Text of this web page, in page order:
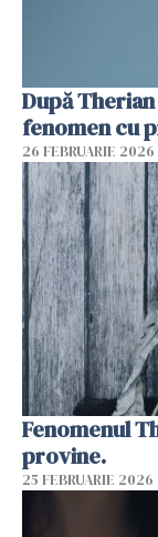
După
fenomen cu
26 FEBRUARIE 2026
Fenomenul
provine.
25 FEBRUARIE 2026